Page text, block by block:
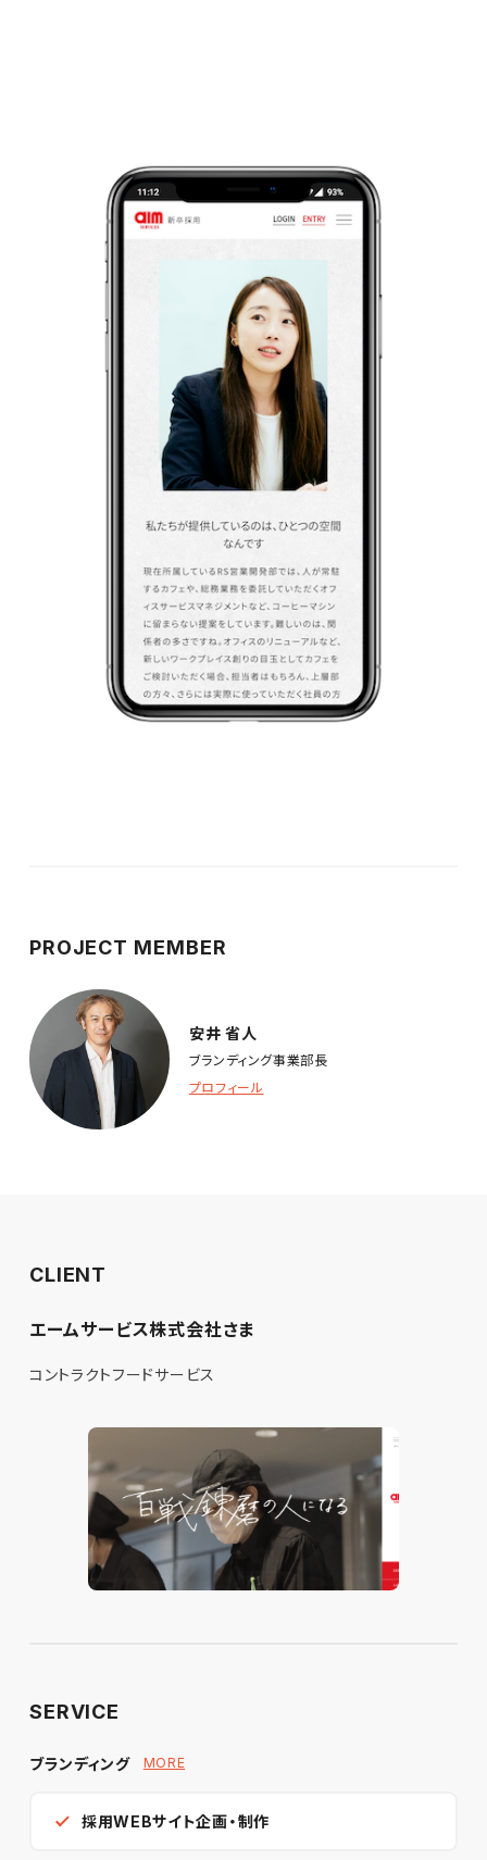
PROJECT MEMBER
安井 省人
ブランディング事業部長
プロフィール
CLIENT
エームサービス株式会社さま
コントラクトフードサービス
SERVICE
ブランディング MORE
採用WEBサイト企画・制作